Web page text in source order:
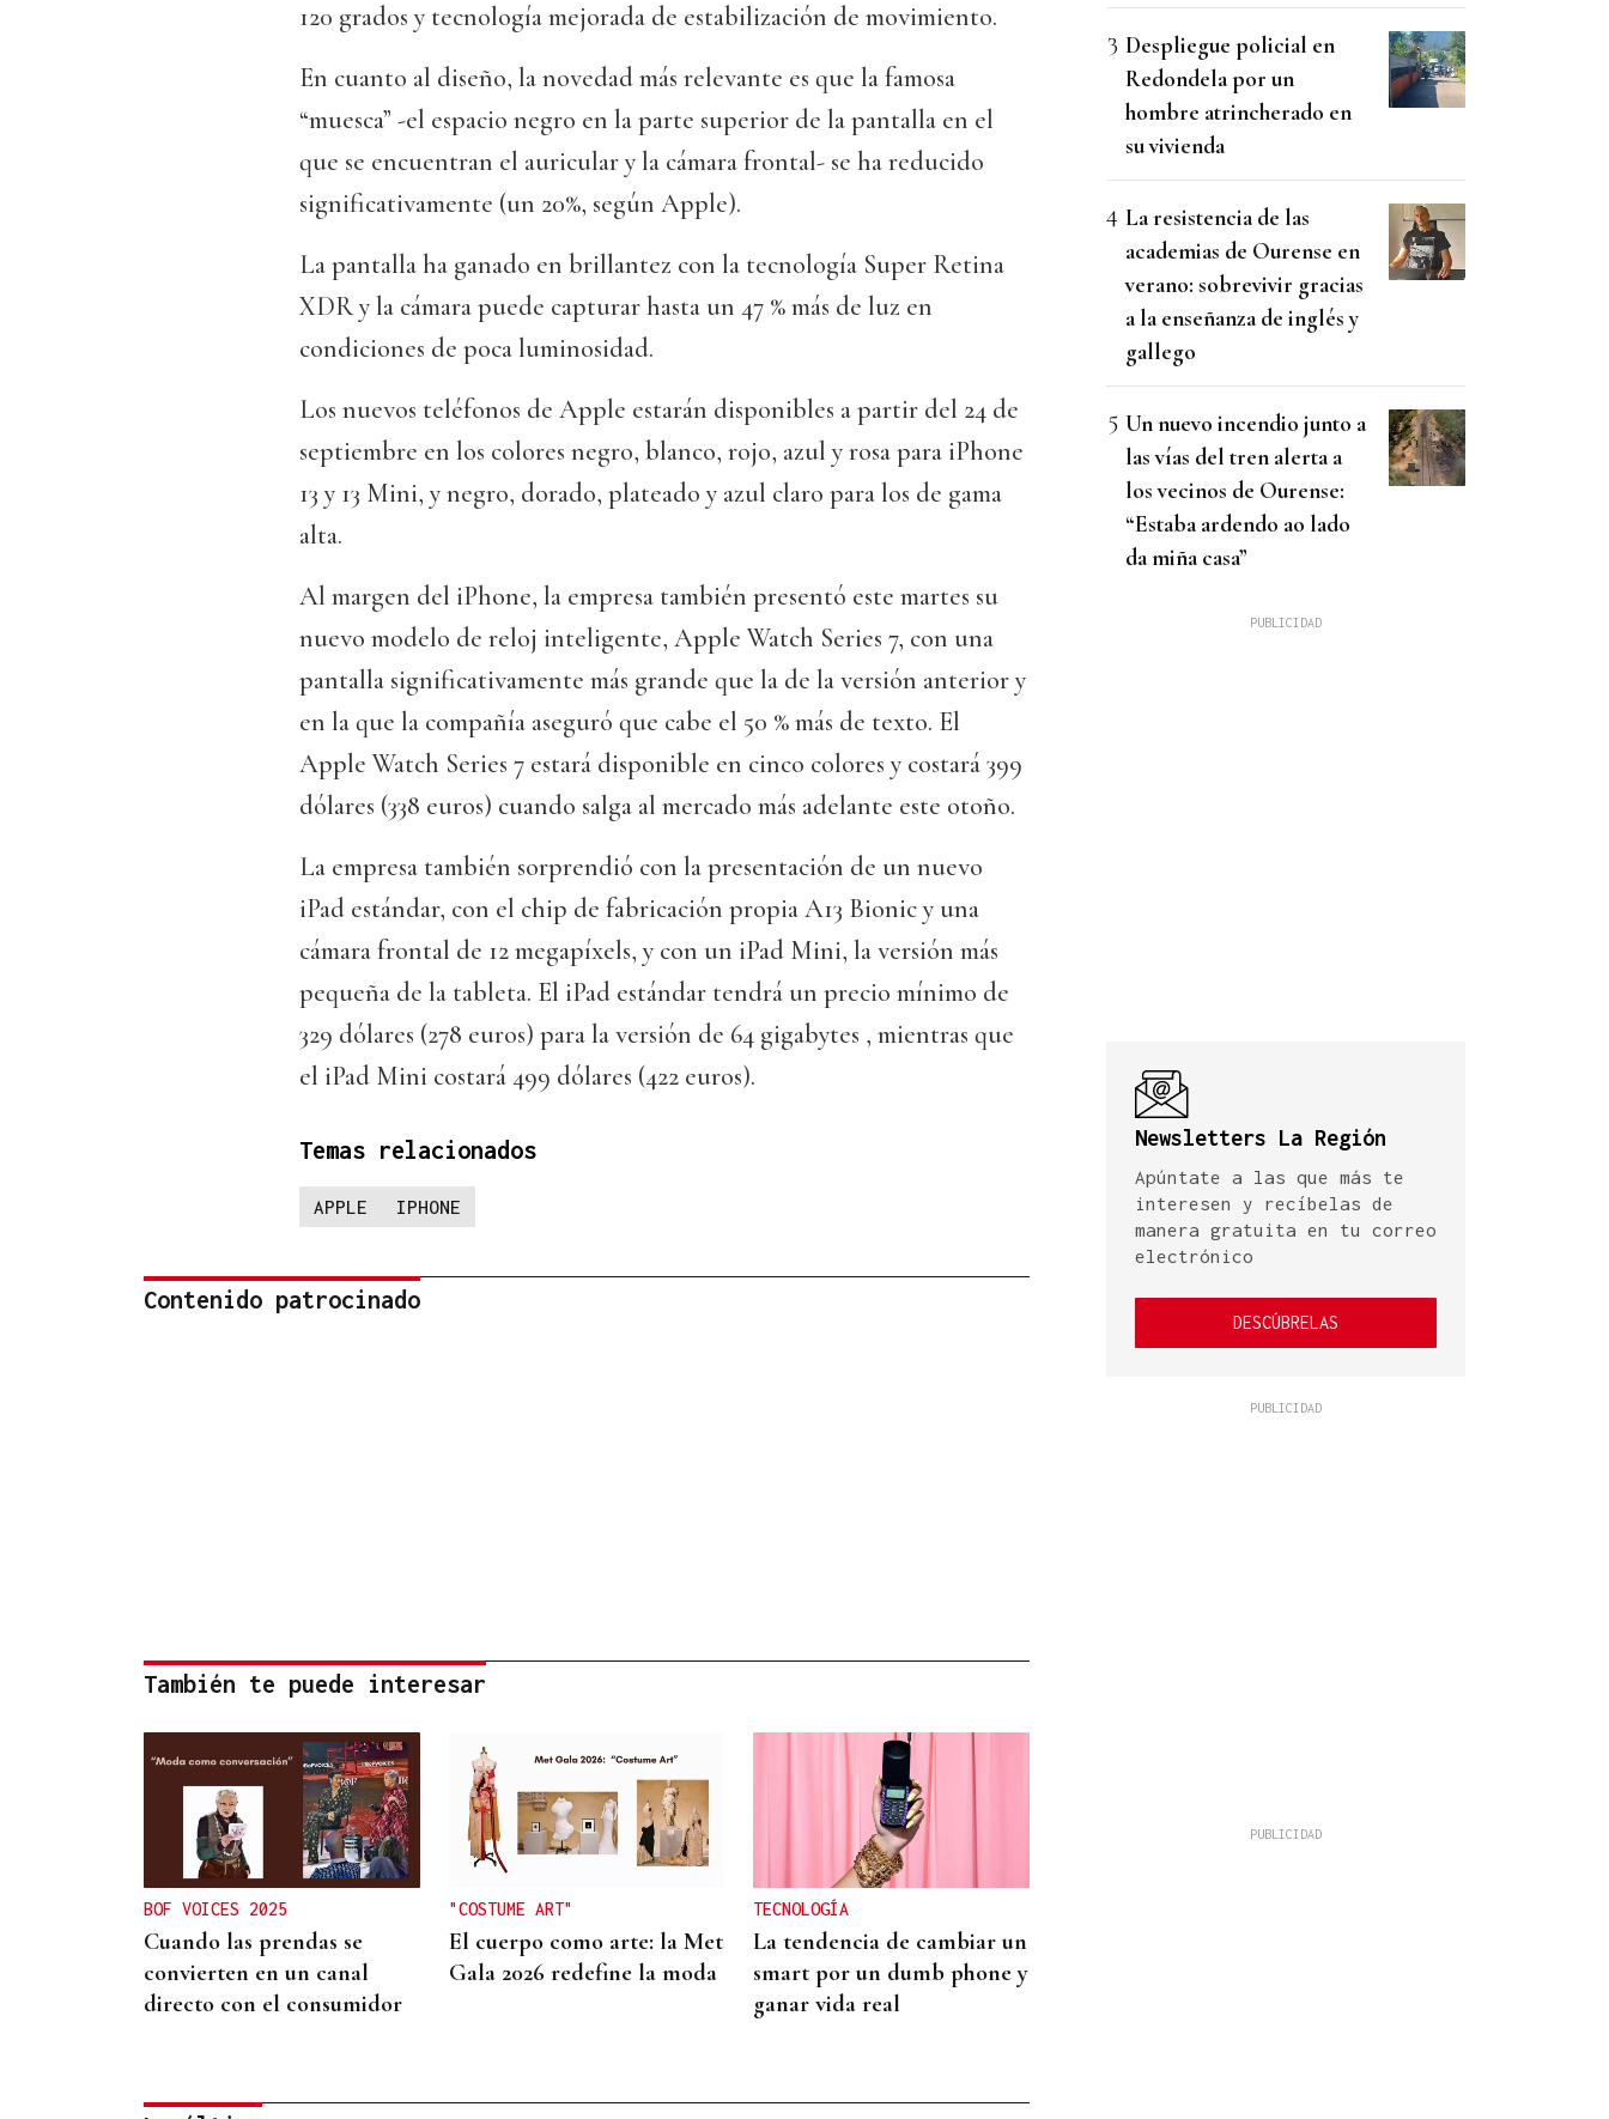
120 grados y tecnología mejorada de estabilización de movimiento.
En cuanto al diseño, la novedad más relevante es que la famosa
“muesca” -el espacio negro en la parte superior de la pantalla en el
que se encuentran el auricular y la cámara frontal- se ha reducido
significativamente (un 20%, según Apple).
La pantalla ha ganado en brillantez con la tecnología Super Retina
XDR y la cámara puede capturar hasta un 47 % más de luz en
condiciones de poca luminosidad.
Los nuevos teléfonos de Apple estarán disponibles a partir del 24 de
septiembre en los colores negro, blanco, rojo, azul y rosa para iPhone
13 y 13 Mini, y negro, dorado, plateado y azul claro para los de gama
alta.
Al margen del iPhone, la empresa también presentó este martes su
nuevo modelo de reloj inteligente, Apple Watch Series 7, con una
pantalla significativamente más grande que la de la versión anterior y
en la que la compañía aseguró que cabe el 50 % más de texto. El
Apple Watch Series 7 estará disponible en cinco colores y costará 399
dólares (338 euros) cuando salga al mercado más adelante este otoño.
La empresa también sorprendió con la presentación de un nuevo
iPad estándar, con el chip de fabricación propia A13 Bionic y una
cámara frontal de 12 megapíxels, y con un iPad Mini, la versión más
pequeña de la tableta. El iPad estándar tendrá un precio mínimo de
329 dólares (278 euros) para la versión de 64 gigabytes , mientras que
el iPad Mini costará 499 dólares (422 euros).
Temas relacionados
APPLE IPHONE
Contenido patrocinado
También te puede interesar
BOF VOICES 2025
Cuando las prendas se
convierten en un canal
directo con el consumidor
"COSTUME ART"
El cuerpo como arte: la Met
Gala 2026 redefine la moda
TECNOLOGÍA
La tendencia de cambiar un
smart por un dumb phone y
ganar vida real
Despliegue policial en
Redondela por un
hombre atrincherado en
su vivienda
La resistencia de las
academias de Ourense en
verano: sobrevivir gracias
a la enseñanza de inglés y
gallego
Un nuevo incendio junto a
las vías del tren alerta a
los vecinos de Ourense:
“Estaba ardendo ao lado
da miña casa”
Newsletters La Región
Apúntate a las que más te
interesen y recíbelas de
manera gratuita en tu correo
electrónico
DESCÚBRELAS